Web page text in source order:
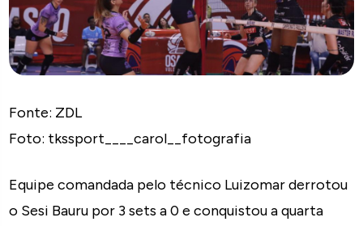
Fonte: ZDL
Foto: tkssport____carol__fotografia
Equipe comandada pelo técnico Luizomar derrotou
o Sesi Bauru por 3 sets a 0 e conquistou a quarta